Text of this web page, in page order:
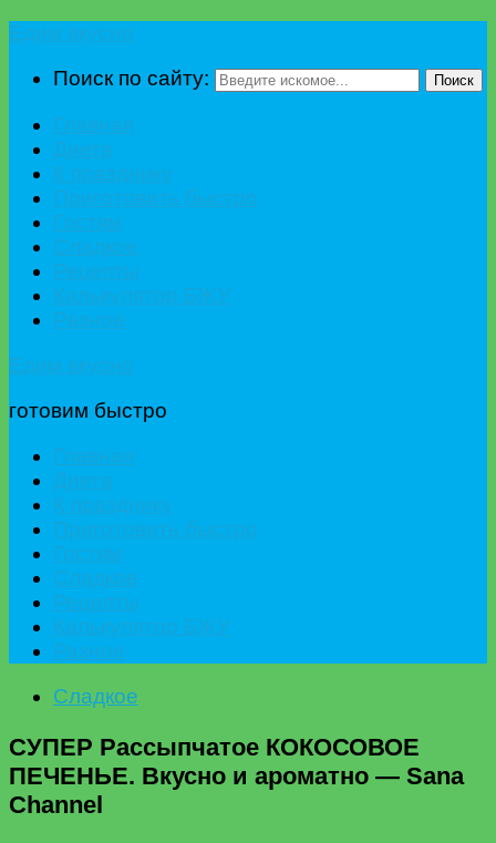
Поиск по сайту:
Поиск
готовим быстро
Сладкое
СУПЕР Рассыпчатое КОКОСОВОЕ
ПЕЧЕНЬЕ. Вкусно и ароматно — Sana
Channel